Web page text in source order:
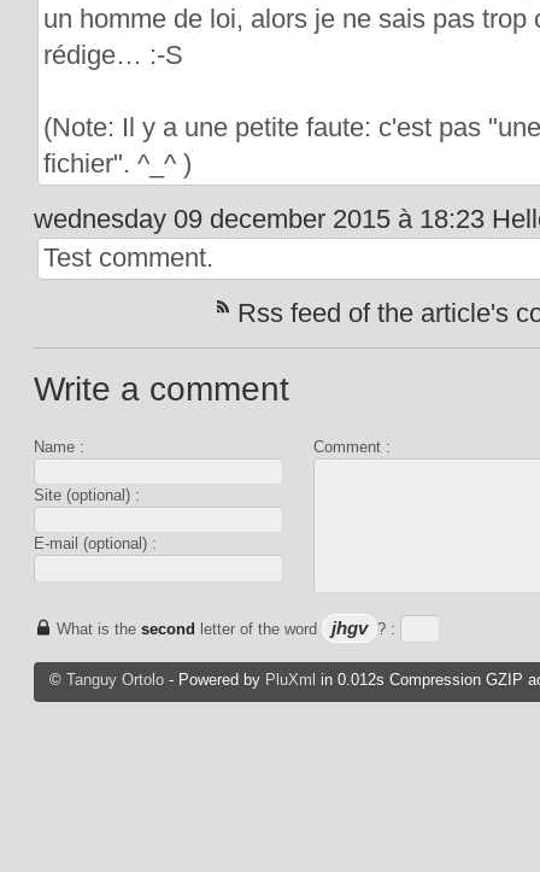
un homme de loi, alors je ne sais pas trop
rédige… :-S
(Note: Il y a une petite faute: c'est pas
fichier". ^_^ )
wednesday 09 december 2015 à 18:23
Test comment.
Rss feed of the article's
Write a comment
Name :
Site (optional) :
E-mail (optional) :
Comment :
What is the second letter of the word jhgv ? :
© Tanguy Ortolo- Powered by PluXml in 0.012s Compression GZIP